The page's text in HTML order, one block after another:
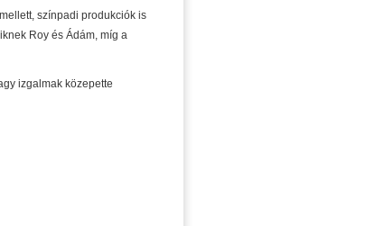
színpadi produkciók is
Roy és Ádám, míg a
izgalmak közepette